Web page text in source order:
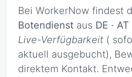
Bei WorkerNow findest
Botendienst aus DE · AT
Live-Verfügbarkeit (
aktuell ausgebucht),
direktem Kontakt.